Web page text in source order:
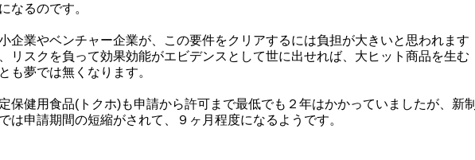
なるのです。
企業やベンチャー企業が、この要件をクリアするには負担が大きいと思われます
リスクを負って効果効能がエビデンスとして世に出せれば、大ヒット商品を生む
も夢では無くなります。
保健用食品(トクホ)も申請から許可まで最低でも２年はかかっていましたが、新制
は申請期間の短縮がされて、９ヶ月程度になるようです。